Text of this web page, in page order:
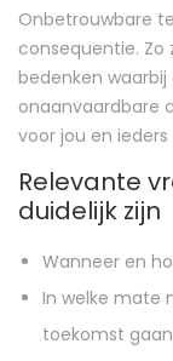
Onbetrouwbare
consequentie. Zo
bedenken
onaanvaardbare
voor jou en
Relevante
duidelijk zijn
Wanneer en
In welke mate
toekomst